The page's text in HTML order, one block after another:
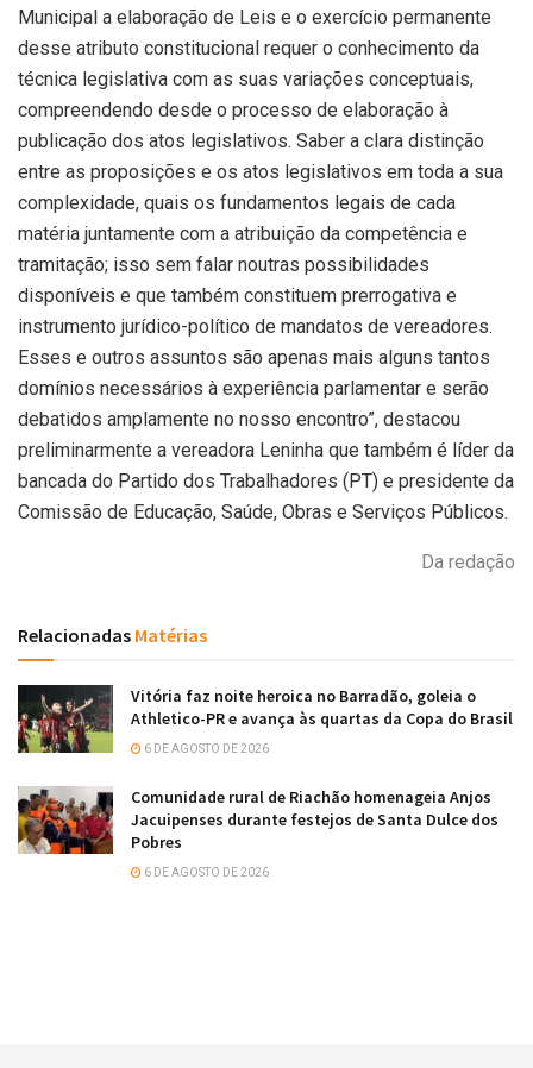
Municipal a elaboração de Leis e o exercício permanente
desse atributo constitucional requer o conhecimento da
técnica legislativa com as suas variações conceptuais,
compreendendo desde o processo de elaboração à
publicação dos atos legislativos. Saber a clara distinção
entre as proposições e os atos legislativos em toda a sua
complexidade, quais os fundamentos legais de cada
matéria juntamente com a atribuição da competência e
tramitação; isso sem falar noutras possibilidades
disponíveis e que também constituem prerrogativa e
instrumento jurídico-político de mandatos de vereadores.
Esses e outros assuntos são apenas mais alguns tantos
domínios necessários à experiência parlamentar e serão
debatidos amplamente no nosso encontro”, destacou
preliminarmente a vereadora Leninha que também é líder da
bancada do Partido dos Trabalhadores (PT) e presidente da
Comissão de Educação, Saúde, Obras e Serviços Públicos.
Da redação
Relacionadas Matérias
Vitória faz noite heroica no Barradão, goleia o
Athletico-PR e avança às quartas da Copa do Brasil
6 DE AGOSTO DE 2026
Comunidade rural de Riachão homenageia Anjos
Jacuipenses durante festejos de Santa Dulce dos
Pobres
6 DE AGOSTO DE 2026